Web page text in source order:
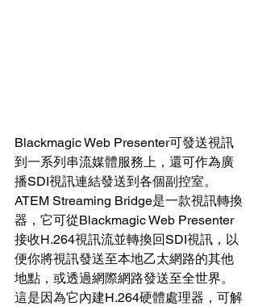
Blackmagic Web Presenter可發送視訊
到一系列串流媒體服務上，還可作為廣
播SDI視訊連結發送到各個副控室。
ATEM Streaming Bridge是一款視訊轉換
器，它可從Blackmagic Web Presenter
接收H.264視訊流並轉換回SDI視訊，以
便你將視訊發送至本地乙太網路的其他
地點，或透過網際網路發送至全世界。
這是因為它內建H.264硬體處理器，可解